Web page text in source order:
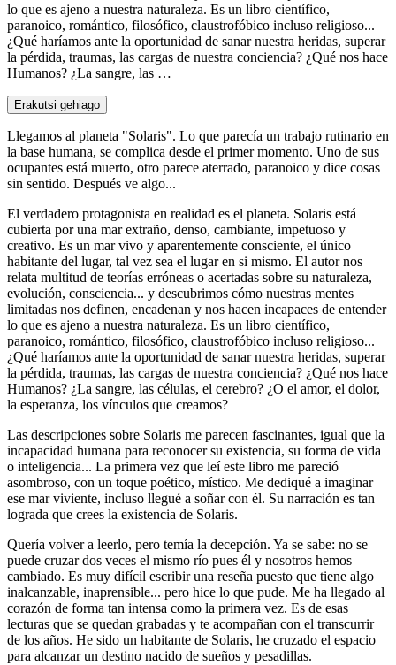
lo que es ajeno a nuestra naturaleza. Es un libro científico,
paranoico, romántico, filosófico, claustrofóbico incluso religioso...
¿Qué haríamos ante la oportunidad de sanar nuestra heridas, superar
la pérdida, traumas, las cargas de nuestra conciencia? ¿Qué nos hace
Humanos? ¿La sangre, las …
Erakutsi gehiago
Llegamos al planeta "Solaris". Lo que parecía un trabajo rutinario en
la base humana, se complica desde el primer momento. Uno de sus
ocupantes está muerto, otro parece aterrado, paranoico y dice cosas
sin sentido. Después ve algo...
El verdadero protagonista en realidad es el planeta. Solaris está
cubierta por una mar extraño, denso, cambiante, impetuoso y
creativo. Es un mar vivo y aparentemente consciente, el único
habitante del lugar, tal vez sea el lugar en si mismo. El autor nos
relata multitud de teorías erróneas o acertadas sobre su naturaleza,
evolución, consciencia... y descubrimos cómo nuestras mentes
limitadas nos definen, encadenan y nos hacen incapaces de entender
lo que es ajeno a nuestra naturaleza. Es un libro científico,
paranoico, romántico, filosófico, claustrofóbico incluso religioso...
¿Qué haríamos ante la oportunidad de sanar nuestra heridas, superar
la pérdida, traumas, las cargas de nuestra conciencia? ¿Qué nos hace
Humanos? ¿La sangre, las células, el cerebro? ¿O el amor, el dolor,
la esperanza, los vínculos que creamos?
Las descripciones sobre Solaris me parecen fascinantes, igual que la
incapacidad humana para reconocer su existencia, su forma de vida
o inteligencia... La primera vez que leí este libro me pareció
asombroso, con un toque poético, místico. Me dediqué a imaginar
ese mar viviente, incluso llegué a soñar con él. Su narración es tan
lograda que crees la existencia de Solaris.
Quería volver a leerlo, pero temía la decepción. Ya se sabe: no se
puede cruzar dos veces el mismo río pues él y nosotros hemos
cambiado. Es muy difícil escribir una reseña puesto que tiene algo
inalcanzable, inaprensible... pero hice lo que pude. Me ha llegado al
corazón de forma tan intensa como la primera vez. Es de esas
lecturas que se quedan grabadas y te acompañan con el transcurrir
de los años. He sido un habitante de Solaris, he cruzado el espacio
para alcanzar un destino nacido de sueños y pesadillas.